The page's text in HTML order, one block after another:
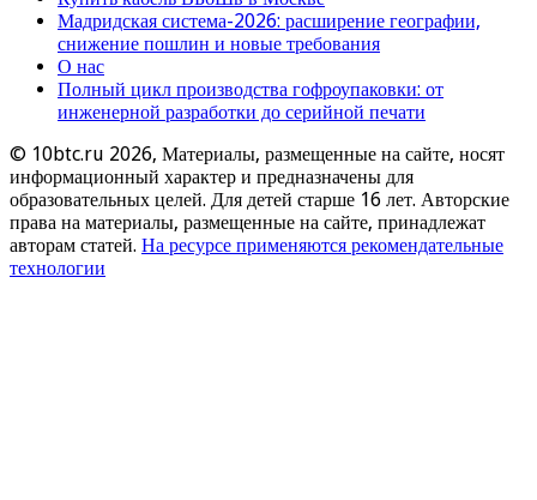
Мадридская система-2026: расширение географии,
снижение пошлин и новые требования
О нас
Полный цикл производства гофроупаковки: от
инженерной разработки до серийной печати
© 10btc.ru 2026, Материалы, размещенные на сайте, носят
информационный характер и предназначены для
образовательных целей. Для детей старше 16 лет. Авторские
права на материалы, размещенные на сайте, принадлежат
авторам статей. На ресурсе применяются рекомендательные
технологии